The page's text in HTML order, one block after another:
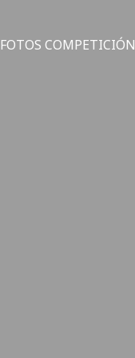
FOTOS COMPETICIÓN